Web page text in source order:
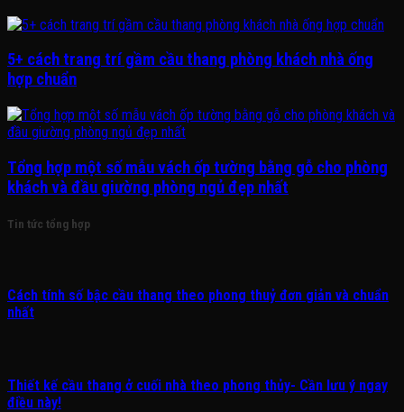
5+ cách trang trí gầm cầu thang phòng khách nhà ống
hợp chuẩn
Tổng hợp một số mẫu vách ốp tường bằng gỗ cho phòng
khách và đầu giường phòng ngủ đẹp nhất
Tin tức tổng hợp
Cách tính số bậc cầu thang theo phong thuỷ đơn giản và chuẩn
nhất
Thiết kế cầu thang ở cuối nhà theo phong thủy- Cần lưu ý ngay
điều này!